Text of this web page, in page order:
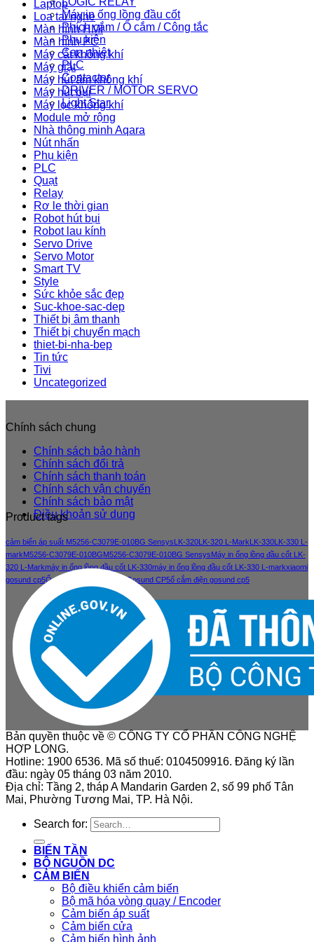
Máy in ống lồng đầu cốt
Phích cắm / Ổ cắm / Công tắc
Phụ kiện
Can nhiệt
PLC
Contactor
DRIVER / MOTOR SERVO
Light Star
Laptop
Loa tai nghe
Màn hình HMI
Màn hình PC
Máy cắt không khí
Máy giặt
Máy hút ẩm không khí
Máy hút bụi
Máy lọc không khí
Module mở rộng
Nhà thông minh Aqara
Nút nhấn
Phụ kiện
PLC
Quạt
Relay
Rơ le thời gian
Robot hút bụi
Robot lau kính
Servo Drive
Servo Motor
Smart TV
Style
Sức khỏe sắc đẹp
Suc-khoe-sac-dep
Thiết bị âm thanh
Thiết bị chuyển mạch
thiet-bi-nha-bep
Tin tức
Tivi
Uncategorized
Chính sách chung
Chính sách bảo hành
Chính sách đổi trả
Chính sách thanh toán
Chính sách vận chuyển
Chính sách bảo mật
Điều khoản sử dung
Product tags
cảm biến áp suất M5256-C3079E-010BG SensysLK-320LK-320 L-MarkLK-330LK-330 L-
markM5256-C3079E-010BGM5256-C3079E-010BG SensysMáy in ống lồng đầu cốt LK-
320 L-Markmáy in ống lồng đầu cốt LK-330máy in ống lồng đầu cốt LK-330 L-markxiaomi
gosund cp5Ổ cắm điện thông minh Gosund CP5ổ cắm điện gosund cp5
Bản quyền thuộc về © CÔNG TY CỔ PHẦN CÔNG NGHỆ
HỢP LONG.
Hotline: 1900 6536. Mã số thuế: 0104509916. Đăng ký lần
đầu: ngày 05 tháng 03 năm 2010.
Địa chỉ: Tầng 2, tháp A Mandarin Garden 2, số 99 phố Tân
Mai, Phường Tương Mai, TP. Hà Nội.
Search for:
BIẾN TẦN
BỘ NGUỒN DC
CẢM BIẾN
Bộ điều khiển cảm biến
Bộ mã hóa vòng quay / Encoder
Cảm biến áp suất
Cảm biến cửa
Cảm biến hình ảnh